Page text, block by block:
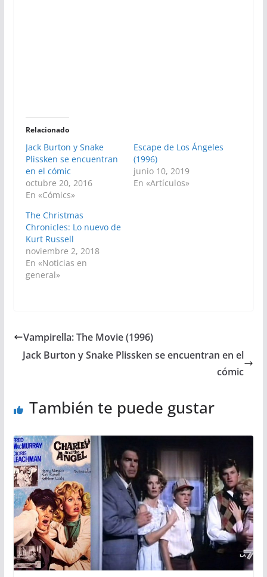
Relacionado
Jack Burton y Snake
Plissken se encuentran
en el cómic
octubre 20, 2016
En «Cómics»
Escape de Los Ángeles
(1996)
junio 10, 2019
En «Artículos»
The Christmas
Chronicles: Lo nuevo de
Kurt Russell
noviembre 2, 2018
En «Noticias en
general»
Vampirella: The Movie (1996)
Jack Burton y Snake Plissken se encuentran en el
cómic
También te puede gustar